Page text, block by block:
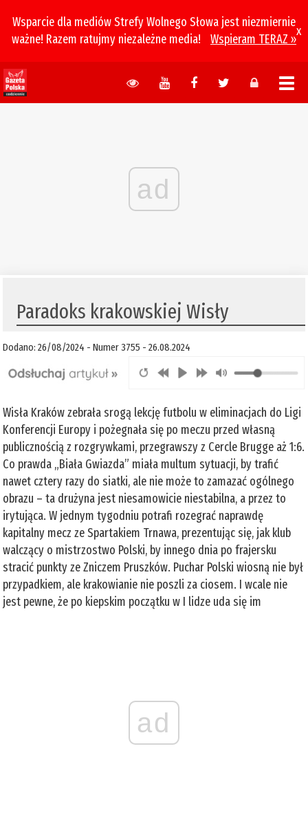
Wsparcie dla mediów Strefy Wolnego Słowa jest niezmiernie
ważne! Razem ratujmy niezależne media!
Wspieram TERAZ »
x
ad
Paradoks krakowskiej Wisły
Dodano: 26/08/2024 - Numer 3755 - 26.08.2024
Wisła Kraków zebrała srogą lekcję futbolu w eliminacjach do Ligi
Konferencji Europy i pożegnała się po meczu przed własną
publicznością z rozgrywkami, przegrawszy z Cercle Brugge aż 1:6.
Co prawda „Biała Gwiazda” miała multum sytuacji, by trafić
nawet cztery razy do siatki, ale nie może to zamazać ogólnego
obrazu – ta drużyna jest niesamowicie niestabilna, a przez to
irytująca. W jednym tygodniu potrafi rozegrać naprawdę
kapitalny mecz ze Spartakiem Trnawa, prezentując się, jak klub
walczący o mistrzostwo Polski, by innego dnia po frajersku
stracić punkty ze Zniczem Pruszków. Puchar Polski wiosną nie był
przypadkiem, ale krakowianie nie poszli za ciosem. I wcale nie
jest pewne, że po kiepskim początku w I lidze uda się im
ad